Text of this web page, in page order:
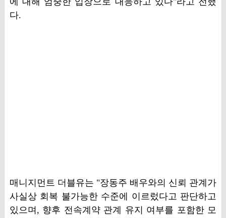
다.
매니지먼트 더블유는 "장동주 배우와의 신뢰 관계가
사실상 회복 불가능한 수준에 이르렀다고 판단하고
있으며, 향후 전속계약 관계 유지 여부를 포함한 모